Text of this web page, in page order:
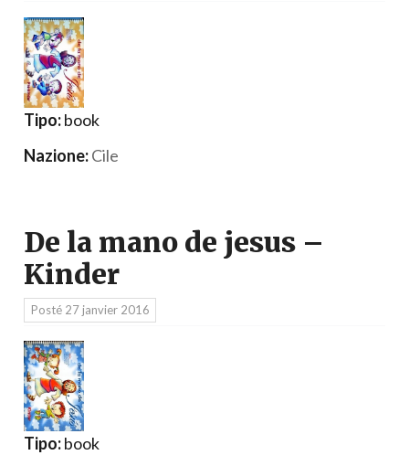
Tipo:book
Nazione:Cile
De la mano de jesus –
Kinder
Posté 27 janvier 2016
Tipo:book